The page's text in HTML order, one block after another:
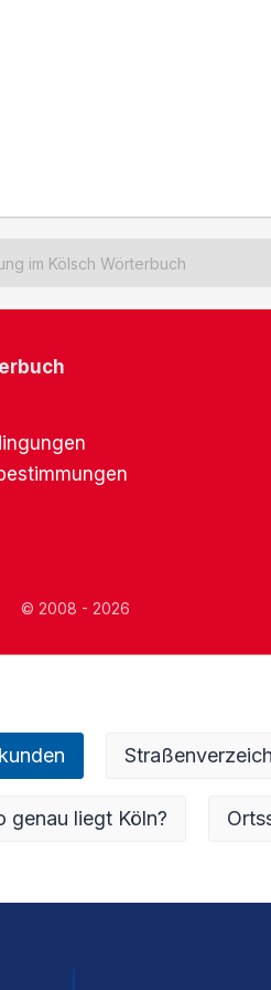
im Kölsch Wörterbuch
© 2008 - 2026
genau liegt Köln?